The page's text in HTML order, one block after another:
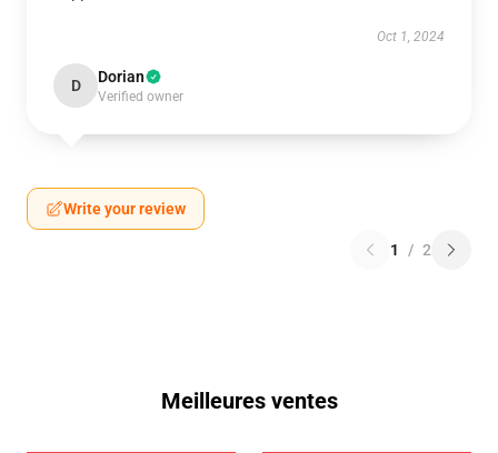
Oct 1, 2024
D Dorian
Verified owner
Write your review
1 / 2
Meilleures ventes